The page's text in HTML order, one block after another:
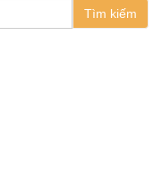
Tìm kiếm